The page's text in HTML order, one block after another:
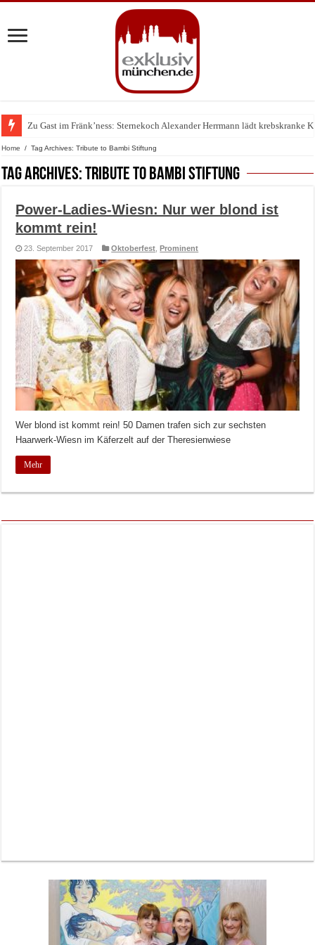
Zu Gast im Fränk’ness: Sternekoch Alexander Herrmann lädt krebskranke
Warum München gerade zum Treffpunkt der Lingerie-Branche wurde
Home / Tag Archives: Tribute to Bambi Stiftung
Tag Archives:Tribute to Bambi Stiftung
Power-Ladies-Wiesn: Nur wer blond ist
kommt rein!
23. September 2017 Oktoberfest ,Prominent
Wer blond ist kommt rein! 50 Damen trafen sich zur sechsten
Haarwerk-Wiesn im Käferzelt auf der Theresienwiese
Mehr